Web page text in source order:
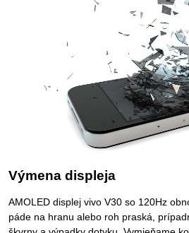
Výmena displeja
AMOLED displej vivo V30 so 120Hz
páde na hranu alebo roh praská,